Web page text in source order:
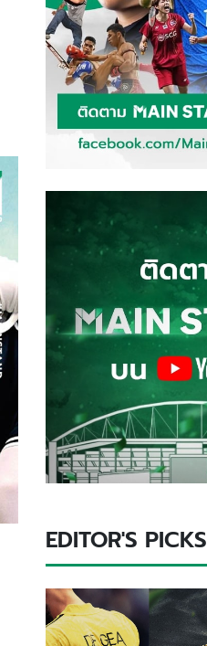
EDITOR'S PICKS